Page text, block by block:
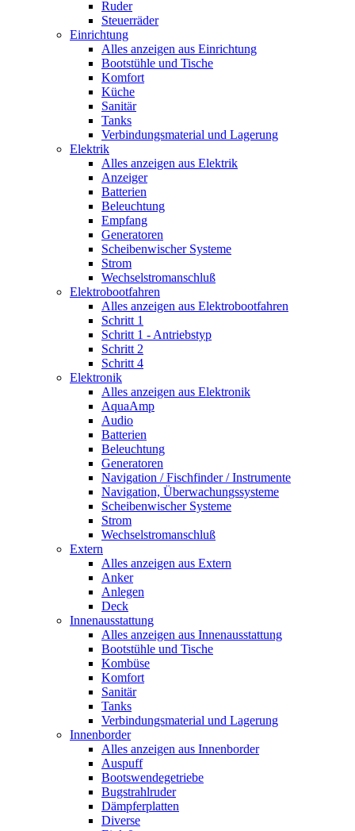
Ruder
Steuerräder
Einrichtung
Alles anzeigen aus Einrichtung
Bootstühle und Tische
Komfort
Küche
Sanitär
Tanks
Verbindungsmaterial und Lagerung
Elektrik
Alles anzeigen aus Elektrik
Anzeiger
Batterien
Beleuchtung
Empfang
Generatoren
Scheibenwischer Systeme
Strom
Wechselstromanschluß
Elektrobootfahren
Alles anzeigen aus Elektrobootfahren
Schritt 1
Schritt 1 - Antriebstyp
Schritt 2
Schritt 4
Elektronik
Alles anzeigen aus Elektronik
AquaAmp
Audio
Batterien
Beleuchtung
Generatoren
Navigation / Fischfinder / Instrumente
Navigation, Überwachungssysteme
Scheibenwischer Systeme
Strom
Wechselstromanschluß
Extern
Alles anzeigen aus Extern
Anker
Anlegen
Deck
Innenausstattung
Alles anzeigen aus Innenausstattung
Bootstühle und Tische
Kombüse
Komfort
Sanitär
Tanks
Verbindungsmaterial und Lagerung
Innenborder
Alles anzeigen aus Innenborder
Auspuff
Bootswendegetriebe
Bugstrahlruder
Dämpferplatten
Diverse